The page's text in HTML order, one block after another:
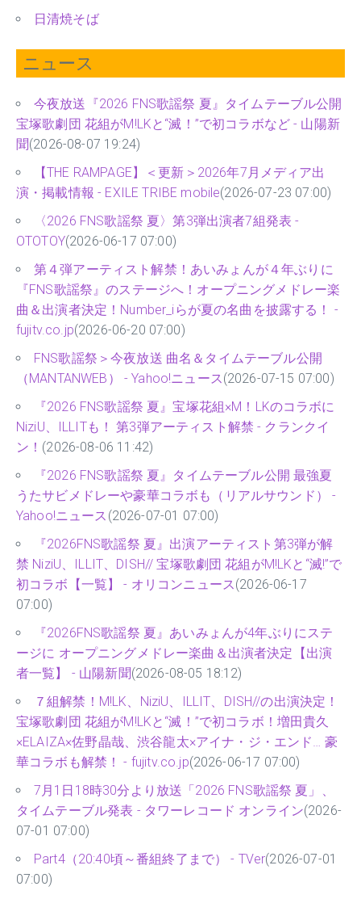
日清焼そば
ニュース
今夜放送『2026 FNS歌謡祭 夏』タイムテーブル公開
宝塚歌劇団 花組がM!LKと“滅！”で初コラボなど - 山陽新
聞(2026-08-07 19:24)
【THE RAMPAGE】＜更新＞2026年7月メディア出
演・掲載情報 - EXILE TRIBE mobile(2026-07-23 07:00)
〈2026 FNS歌謡祭 夏〉第3弾出演者7組発表 -
OTOTOY(2026-06-17 07:00)
第４弾アーティスト解禁！あいみょんが４年ぶりに
『FNS歌謡祭』のステージへ！オープニングメドレー楽
曲＆出演者決定！Number_iらが夏の名曲を披露する！ -
fujitv.co.jp(2026-06-20 07:00)
FNS歌謡祭＞今夜放送 曲名＆タイムテーブル公開
（MANTANWEB） - Yahoo!ニュース(2026-07-15 07:00)
『2026 FNS歌謡祭 夏』宝塚花組×M！LKのコラボに
NiziU、ILLITも！ 第3弾アーティスト解禁 - クランクイ
ン！ (2026-08-06 11:42)
『2026 FNS歌謡祭 夏』タイムテーブル公開 最強夏
うたサビメドレーや豪華コラボも（リアルサウンド） -
Yahoo!ニュース (2026-07-01 07:00)
『2026FNS歌謡祭 夏』出演アーティスト第3弾が解
禁 NiziU、ILLIT、DISH// 宝塚歌劇団 花組がM!LKと“滅!”で
初コラボ【一覧】 - オリコンニュース(2026-06-17
07:00)
『2026FNS歌謡祭 夏』あいみょんが4年ぶりにステ
ージに オープニングメドレー楽曲＆出演者決定【出演
者一覧】 - 山陽新聞(2026-08-05 18:12)
７組解禁！M!LK、NiziU、ILLIT、DISH//の出演決定！
宝塚歌劇団 花組がM!LKと“滅！”で初コラボ！増田貴久
×ELAIZA×佐野晶哉、渋谷龍太×アイナ・ジ・エンド… 豪
華コラボも解禁！ - fujitv.co.jp(2026-06-17 07:00)
7月1日18時30分より放送「2026 FNS歌謡祭 夏」、
タイムテーブル発表 - タワーレコード オンライン(2026-
07-01 07:00)
Part4（20:40頃～番組終了まで） - TVer(2026-07-01
07:00)